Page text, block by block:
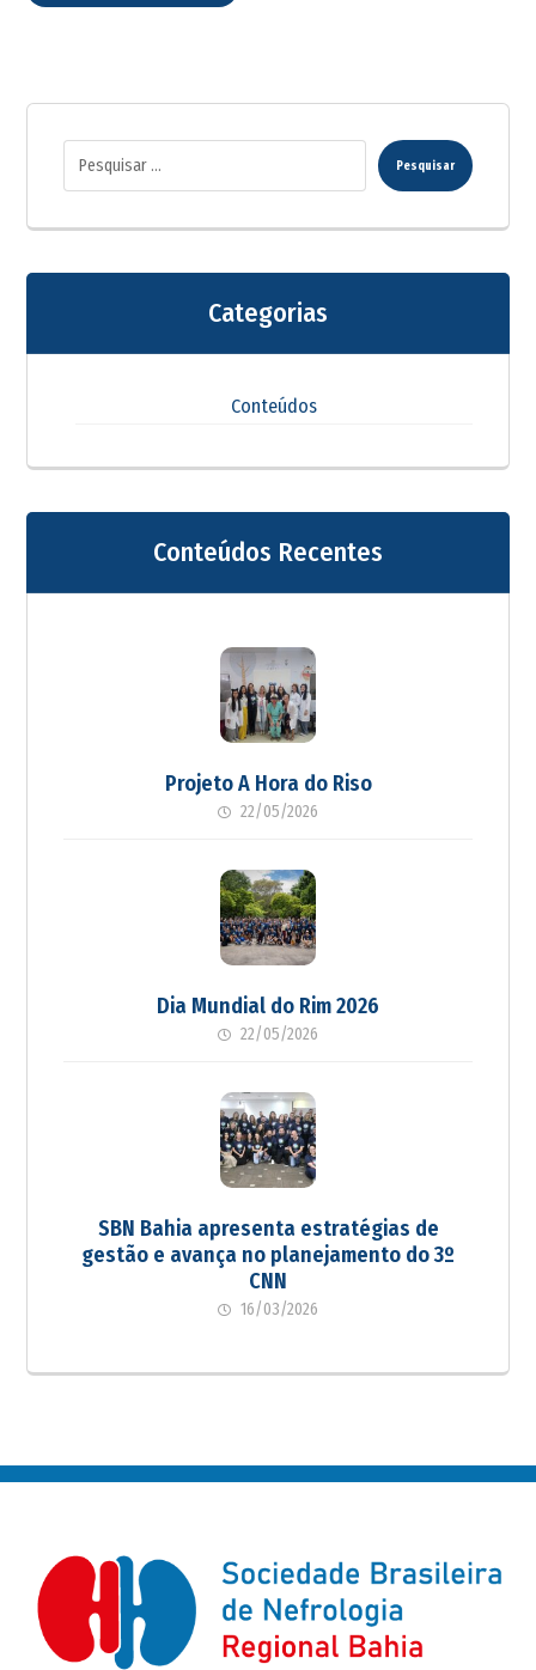
Pesquisar
Categorias
Conteúdos
Conteúdos Recentes
Projeto A Hora do Riso
22/05/2026
Dia Mundial do Rim 2026
22/05/2026
SBN Bahia apresenta estratégias de
gestão e avança no planejamento do 3º
CNN
16/03/2026